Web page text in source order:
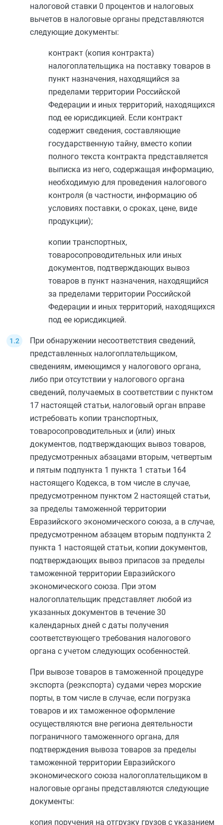
налоговой ставки 0 процентов и налоговых
вычетов в налоговые органы представляются
следующие документы:
контракт (копия контракта)
налогоплательщика на поставку товаров в
пункт назначения, находящийся за
пределами территории Российской
Федерации и иных территорий, находящихся
под ее юрисдикцией. Если контракт
содержит сведения, составляющие
государственную тайну, вместо копии
полного текста контракта представляется
выписка из него, содержащая информацию,
необходимую для проведения налогового
контроля (в частности, информацию об
условиях поставки, о сроках, цене, виде
продукции);
копии транспортных,
товаросопроводительных или иных
документов, подтверждающих вывоз
товаров в пункт назначения, находящийся
за пределами территории Российской
Федерации и иных территорий, находящихся
под ее юрисдикцией.
При обнаружении несоответствия сведений,
представленных налогоплательщиком,
сведениям, имеющимся у налогового органа,
либо при отсутствии у налогового органа
сведений, получаемых в соответствии с пунктом
17 настоящей статьи, налоговый орган вправе
истребовать копии транспортных,
товаросопроводительных и (или) иных
документов, подтверждающих вывоз товаров,
предусмотренных абзацами вторым, четвертым
и пятым подпункта 1 пункта 1 статьи 164
настоящего Кодекса, в том числе в случае,
предусмотренном пунктом 2 настоящей статьи,
за пределы таможенной территории
Евразийского экономического союза, а в случае,
предусмотренном абзацем вторым подпункта 2
пункта 1 настоящей статьи, копии документов,
подтверждающих вывоз припасов за пределы
таможенной территории Евразийского
экономического союза. При этом
налогоплательщик представляет любой из
указанных документов в течение 30
календарных дней с даты получения
соответствующего требования налогового
органа с учетом следующих особенностей.
При вывозе товаров в таможенной процедуре
экспорта (реэкспорта) судами через морские
порты, в том числе в случае, если погрузка
товаров и их таможенное оформление
осуществляются вне региона деятельности
пограничного таможенного органа, для
подтверждения вывоза товаров за пределы
таможенной территории Евразийского
экономического союза налогоплательщиком в
налоговые органы представляются следующие
документы:
копия поручения на отгрузку грузов с указанием